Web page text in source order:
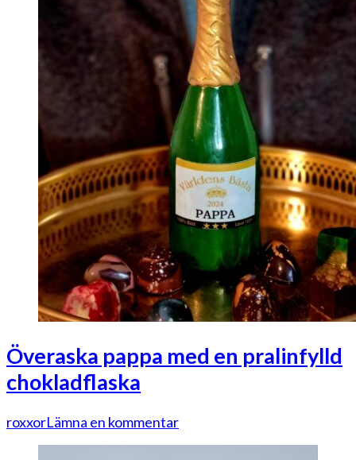
Överaska pappa med en pralinfylld
chokladflaska
roxxorLämna en kommentarpå